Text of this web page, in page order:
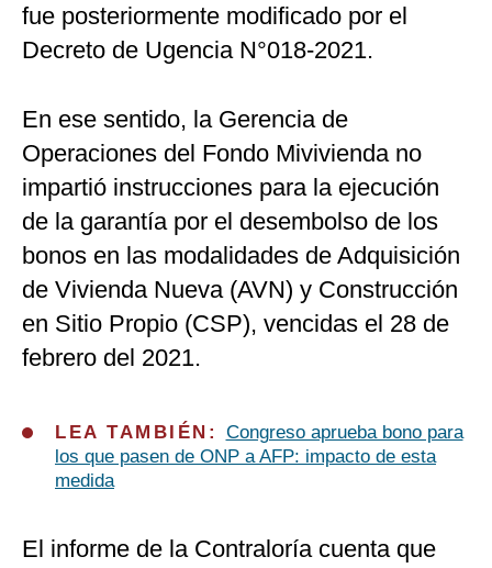
fue posteriormente modificado por el
Decreto de Ugencia N°018-2021.
En ese sentido, la Gerencia de
Operaciones del Fondo Mivivienda no
impartió instrucciones para la ejecución
de la garantía por el desembolso de los
bonos en las modalidades de Adquisición
de Vivienda Nueva (AVN) y Construcción
en Sitio Propio (CSP), vencidas el 28 de
febrero del 2021.
LEA TAMBIÉN: Congreso aprueba bono para
los que pasen de ONP a AFP: impacto de esta
medida
El informe de la Contraloría cuenta que